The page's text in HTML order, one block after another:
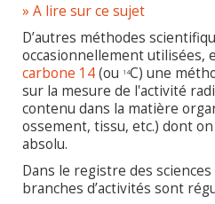
» A lire sur ce sujet
D’autres méthodes
occasionnellement utilisées,
carbone 14(ou 14C) une
sur la mesure de l'activité
contenu dans la matière
ossement, tissu, etc.) dont
absolu.
Dans le registre des
branches d’activités sont